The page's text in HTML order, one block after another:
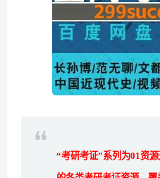
“考研考证”系列为01资